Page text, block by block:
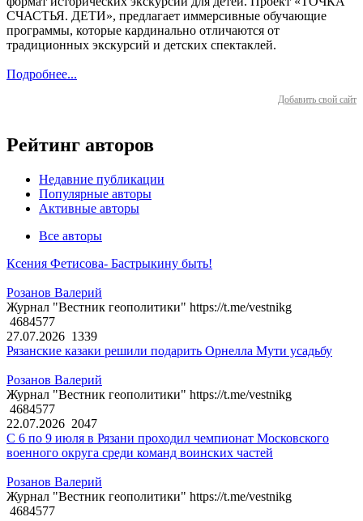
СЧАСТЬЯ. ДЕТИ», предлагает иммерсивные обучающие
программы, которые кардинально отличаются от
традиционных экскурсий и детских спектаклей.
Подробнее...
Добавить свой сайт
Рейтинг авторов
Недавние публикации
Популярные авторы
Активные авторы
Все авторы
Ксения Фетисова- Бастрыкину быть!
Розанов Валерий
Журнал "Вестник геополитики" https://t.me/vestnikg
4684577
27.07.2026 1339
Рязанские казаки решили подарить Орнелла Мути усадьбу
Розанов Валерий
Журнал "Вестник геополитики" https://t.me/vestnikg
4684577
22.07.2026 2047
С 6 по 9 июля в Рязани проходил чемпионат Московского
военного округа среди команд воинских частей
Розанов Валерий
Журнал "Вестник геополитики" https://t.me/vestnikg
4684577